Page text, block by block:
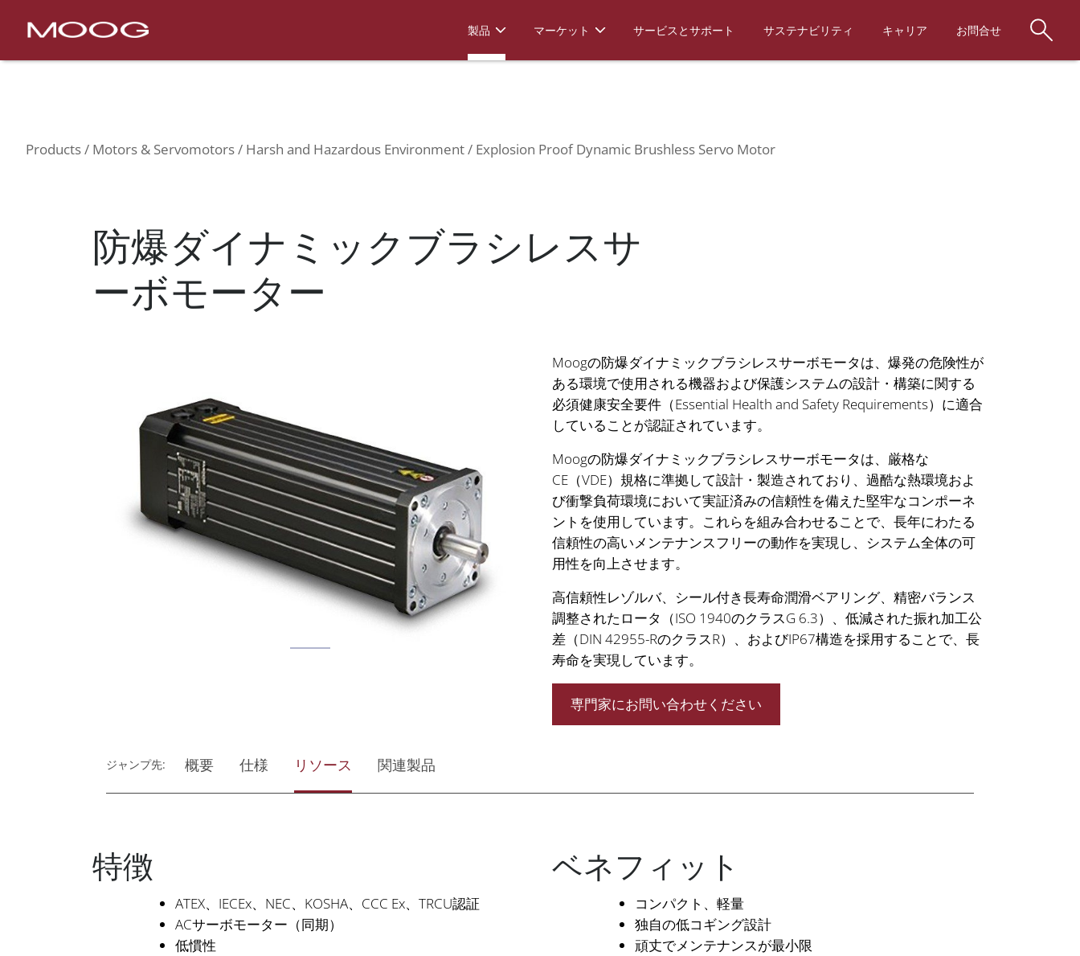
Nav Products Motors & Servomotors Harsh and Hazardous Environment Explosion Proof Dynamic Brushless Servo Motor
製品 マーケット サービスとサポート サステナビリティ キャリア お問合せ
Products Motors & Servomotors Harsh and Hazardous Environment Explosion Proof Dynamic Brushless Servo Motor
防爆ダイナミックブラシレスサ
ーボモーター
Moogの防爆ダイナミックブラシレスサーボモータは、爆発の危険性が
ある環境で使用される機器および保護システムの設計・構築に関する
必須健康安全要件（Essential Health and Safety Requirements）に適合
していることが認証されています。
Moogの防爆ダイナミックブラシレスサーボモータは、厳格な
CE（VDE）規格に準拠して設計・製造されており、過酷な熱環境およ
び衝撃負荷環境において実証済みの信頼性を備えた堅牢なコンポーネ
ントを使用しています。これらを組み合わせることで、長年にわたる
信頼性の高いメンテナンスフリーの動作を実現し、システム全体の可
用性を向上させます。
高信頼性レゾルバ、シール付き長寿命潤滑ベアリング、精密バランス
調整されたロータ（ISO 1940のクラスG 6.3）、低減された振れ加工公
差（DIN 42955-RのクラスR）、およびIP67構造を採用することで、長
寿命を実現しています。
専門家にお問い合わせください
ジャンプ先: 概要 仕様 リソース 関連製品
特徴
ATEX、IECEx、NEC、KOSHA、CCC Ex、TRCU認証
ACサーボモーター（同期）
低慣性
ベネフィット
コンパクト、軽量
独自の低コギング設計
頑丈でメンテナンスが最小限